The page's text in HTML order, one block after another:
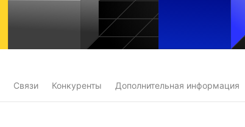
Связи Конкуренты Дополнительная информация